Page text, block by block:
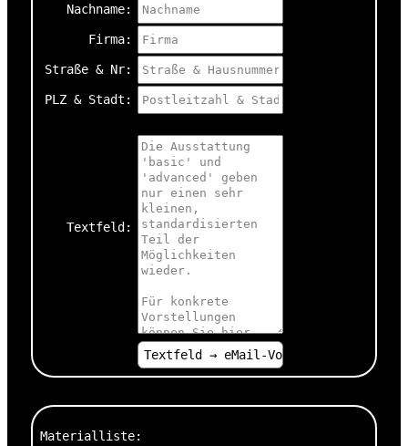
Nachname:
Firma:
Straße & Nr:
PLZ & Stadt:
Textfeld:
Materialliste: